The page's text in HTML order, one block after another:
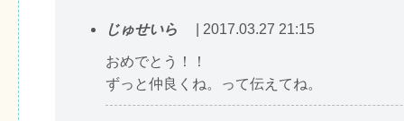
じゅせいら | 2017.03.27 21:15
おめでとう！！
ずっと仲良くね。って伝えてね。